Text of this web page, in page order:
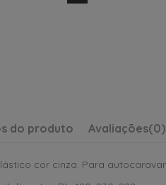
do produto Avaliações(0)
cor cinza. Para